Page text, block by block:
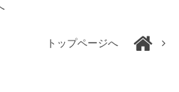
トップページへ